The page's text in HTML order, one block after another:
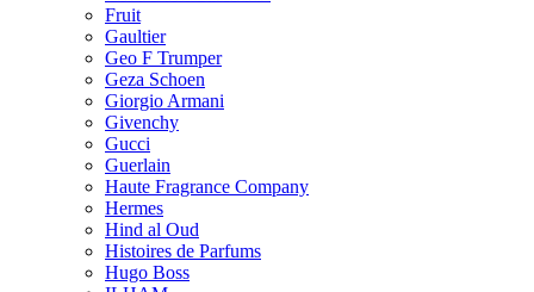
Fruit
Gaultier
Geo F Trumper
Geza Schoen
Giorgio Armani
Givenchy
Gucci
Guerlain
Haute Fragrance Company
Hermes
Hind al Oud
Histoires de Parfums
Hugo Boss